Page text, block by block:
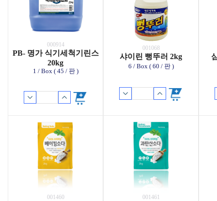
000914
PB- 명가 식기세척기린스
20kg
1 / Box ( 45 / 판 )
001068
샤이린 뻥뚜러 2kg
6 / Box ( 60 / 판 )
001460 001461